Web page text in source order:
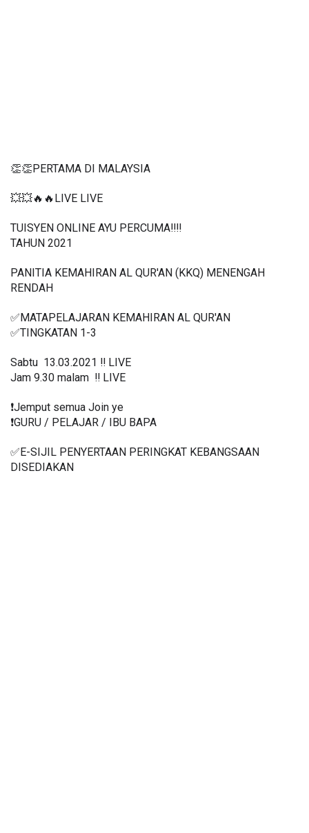
👏👏PERTAMA DI MALAYSIA
💥💥🔥🔥LIVE LIVE
TUISYEN ONLINE AYU PERCUMA‼️‼️
TAHUN 2021
PANITIA KEMAHIRAN AL QUR'AN (KKQ) MENENGAH
RENDAH
✅MATAPELAJARAN KEMAHIRAN AL QUR'AN
✅TINGKATAN 1-3
Sabtu  13.03.2021 ‼️ LIVE
Jam 9.30 malam  ‼️ LIVE
❗️Jemput semua Join ye
❗️GURU / PELAJAR / IBU BAPA
✅E-SIJIL PENYERTAAN PERINGKAT KEBANGSAAN
DISEDIAKAN